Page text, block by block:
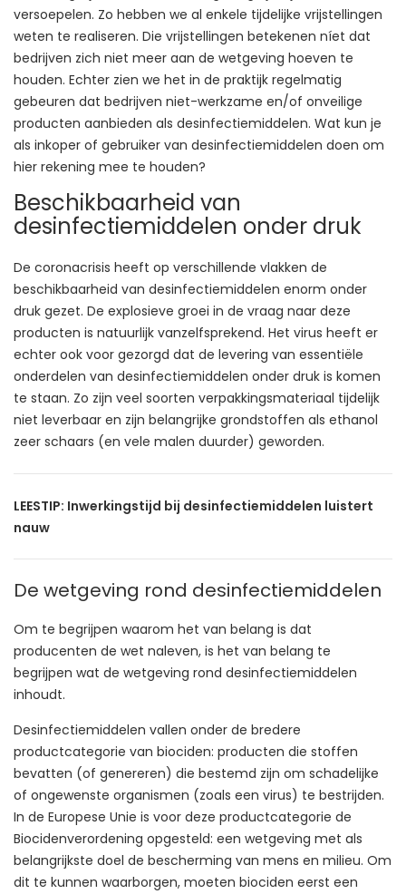
versoepelen. Zo hebben we al enkele tijdelijke vrijstellingen
weten te realiseren. Die vrijstellingen betekenen níet dat
bedrijven zich niet meer aan de wetgeving hoeven te
houden. Echter zien we het in de praktijk regelmatig
gebeuren dat bedrijven niet-werkzame en/of onveilige
producten aanbieden als desinfectiemiddelen. Wat kun je
als inkoper of gebruiker van desinfectiemiddelen doen om
hier rekening mee te houden?
Beschikbaarheid van
desinfectiemiddelen onder druk
De coronacrisis heeft op verschillende vlakken de
beschikbaarheid van desinfectiemiddelen enorm onder
druk gezet. De explosieve groei in de vraag naar deze
producten is natuurlijk vanzelfsprekend. Het virus heeft er
echter ook voor gezorgd dat de levering van essentiële
onderdelen van desinfectiemiddelen onder druk is komen
te staan. Zo zijn veel soorten verpakkingsmateriaal tijdelijk
niet leverbaar en zijn belangrijke grondstoffen als ethanol
zeer schaars (en vele malen duurder) geworden.
LEESTIP: Inwerkingstijd bij desinfectiemiddelen luistert
nauw
De wetgeving rond desinfectiemiddelen
Om te begrijpen waarom het van belang is dat
producenten de wet naleven, is het van belang te
begrijpen wat de wetgeving rond desinfectiemiddelen
inhoudt.
Desinfectiemiddelen vallen onder de bredere
productcategorie van biociden: producten die stoffen
bevatten (of genereren) die bestemd zijn om schadelijke
of ongewenste organismen (zoals een virus) te bestrijden.
In de Europese Unie is voor deze productcategorie de
Biocidenverordening opgesteld: een wetgeving met als
belangrijkste doel de bescherming van mens en milieu. Om
dit te kunnen waarborgen, moeten biociden eerst een